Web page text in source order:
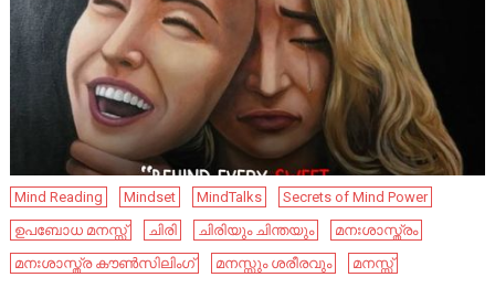
Mind Reading Mindset MindTalks
Secrets of Mind Power
ഉപബോധ മനസ്സ്
ചിരി ചിരിയും ചിന്തയും
മനഃശാസ്ത്രം
മനഃശാസ്ത്ര കൗൺസിലിംഗ്
മനസ്സും ശരീരവും മനസ്സ്